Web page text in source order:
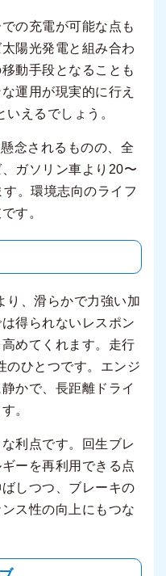
の充電が可能な点も
陽光発電と組み合わ
動手段となることも
運用が現実的に行え
えるでしょう。
念されるものの、全
ガソリン車より20〜
。環境志向のライフ
す。
り、滑らかで力強い加
得られないレスポン
めてくれます。走行
のひとつです。エンジ
かで、長距離ドライ
。
利点です。回生ブレ
ーを再利用できる点
しつつ、ブレーキの
ス性の向上にもつな